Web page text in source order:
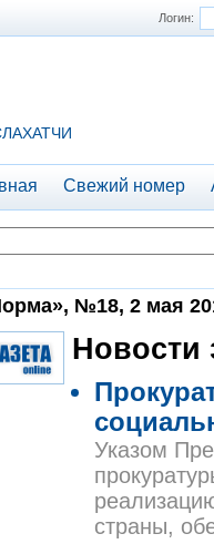
Логин:
Свежий номер
№18, 2 мая
Новости
Указом
страны,